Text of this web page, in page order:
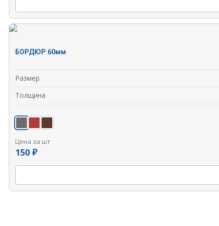
БОРДЮР 60мм
Размер
Толщина
Цена за шт
150 ₽